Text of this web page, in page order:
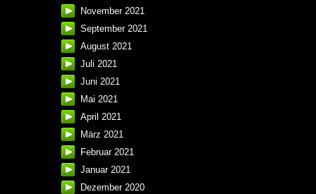
November 2021
September 2021
August 2021
Juli 2021
Juni 2021
Mai 2021
April 2021
März 2021
Februar 2021
Januar 2021
Dezember 2020